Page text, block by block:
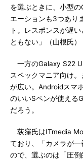
を選ぶときに、小型
エーションも3つあり
ト。レスポンスが遅
ともない」（山根氏）
一方のGalaxy S22
スペックマニア向け
が広い。Androidスマ
のいいSペンが使える
だろう。
荻窪氏はITmedia
ており、「カメラが一
ので、選ぶのは「圧